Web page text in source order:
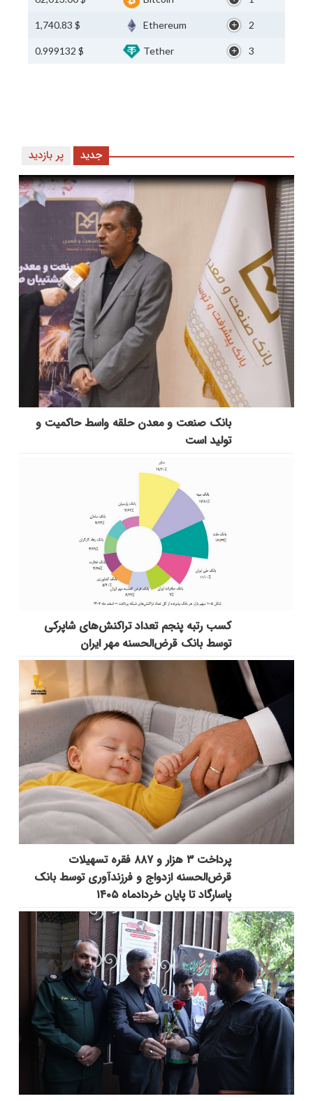
2
Ethereum
$ 1,740.83
3
Tether
$ 0.999132
پر بازدید جدید
بانك صنعت و معدن حلقه واسط حاكمیت و
تولید است
کسب رتبه پنجم تعداد تراکنش‌های شاپرکی
توسط بانک قرض‌الحسنه مهر ایران
پرداخت ۳ هزار و ۸۸۷ فقره تسهیلات
قرض‌الحسنه ازدواج و فرزندآوری توسط بانک
پاسارگاد تا پایان خردادماه ۱۴۰۵